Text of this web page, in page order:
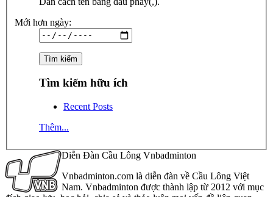
Mới hơn ngày:
Tìm kiếm hữu ích
Recent Posts
Thêm...
Diễn Đàn Cầu Lông Vnbadminton
Vnbadminton.com là diễn đàn về Cầu Lông Việt
Nam. Vnbadminton được thành lập từ 2012 với mục